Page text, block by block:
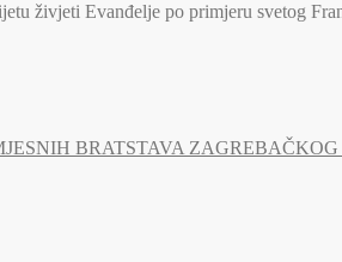
živjeti Evanđelje po primjeru svetog
BRATSTAVA